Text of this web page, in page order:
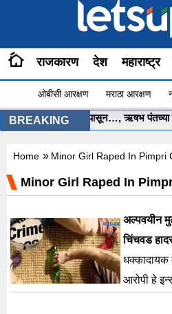
राजकारण देश महाराष्ट्र
ओबीसी आरक्षण मराठा आरक्षण
BREAKING
करा, मी तीन वर्षांपासून…, ऋषभ पंतच्या
Home » Minor Girl Raped In Pimpri
Minor Girl Raped In
अल्पवयीन
चिंचवड हादरलं; दारूच्या नशेत
साधला डाव
धक्कादायक
आरोपी हे